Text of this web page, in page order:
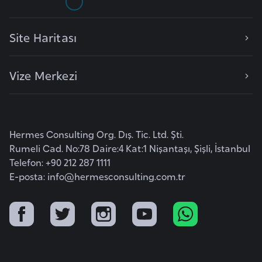
Site Haritası
Vize Merkezi
Hermes Consulting Org. Dış. Tic. Ltd. Şti.
Rumeli Cad. No:78 Daire:4 Kat:1 Nişantaşı, Şişli, İstanbul
Telefon: +90 212 287 1111
E-posta: info@hermesconsulting.com.tr
i
p
i
l
i
ş